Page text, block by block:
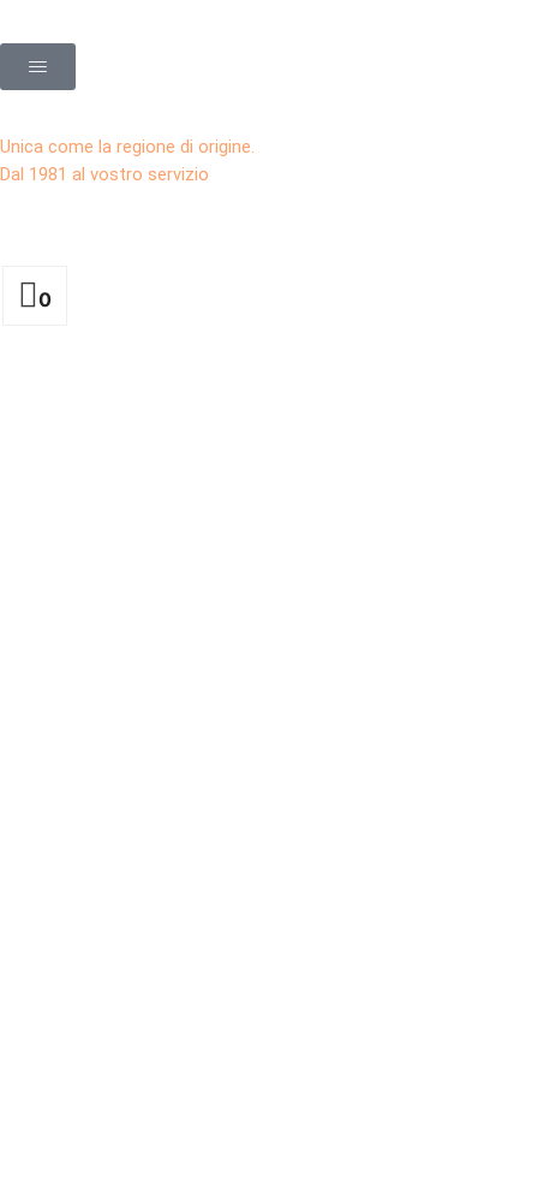
Unica come la regione di origine.
Dal 1981 al vostro servizio
0